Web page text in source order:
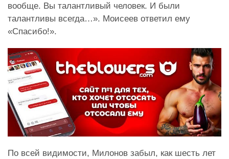
вообще. Вы талантливый человек. И были
талантливы всегда…». Моисеев ответил ему
«Спасибо!».
По всей видимости, Милонов забыл, как шесть лет